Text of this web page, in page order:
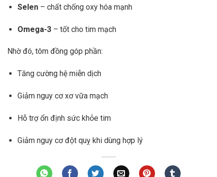
Selen– chất chống oxy hóa mạnh
Omega-3– tốt cho tim mạch
Nhờ đó, tôm đồng góp phần:
Tăng cường hệ miễn dịch
Giảm nguy cơ xơ vữa mạch
Hỗ trợ ổn định sức khỏe tim
Giảm nguy cơ đột quỵ khi dùng hợp lý